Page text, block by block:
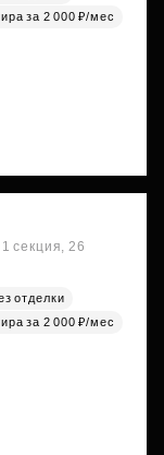
за 2 000 ₽/мес
секция, 26
отделки
за 2 000 ₽/мес